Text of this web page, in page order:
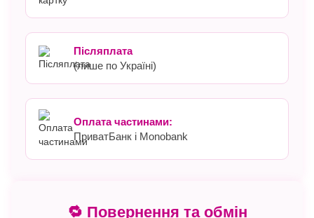
Післяплата
(лише по Україні)
Оплата частинами:
ПриватБанк і Monobank
🔁 Повернення та обмін